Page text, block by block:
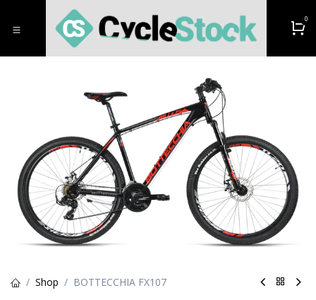
0
Shop BOTTECCHIA FX107